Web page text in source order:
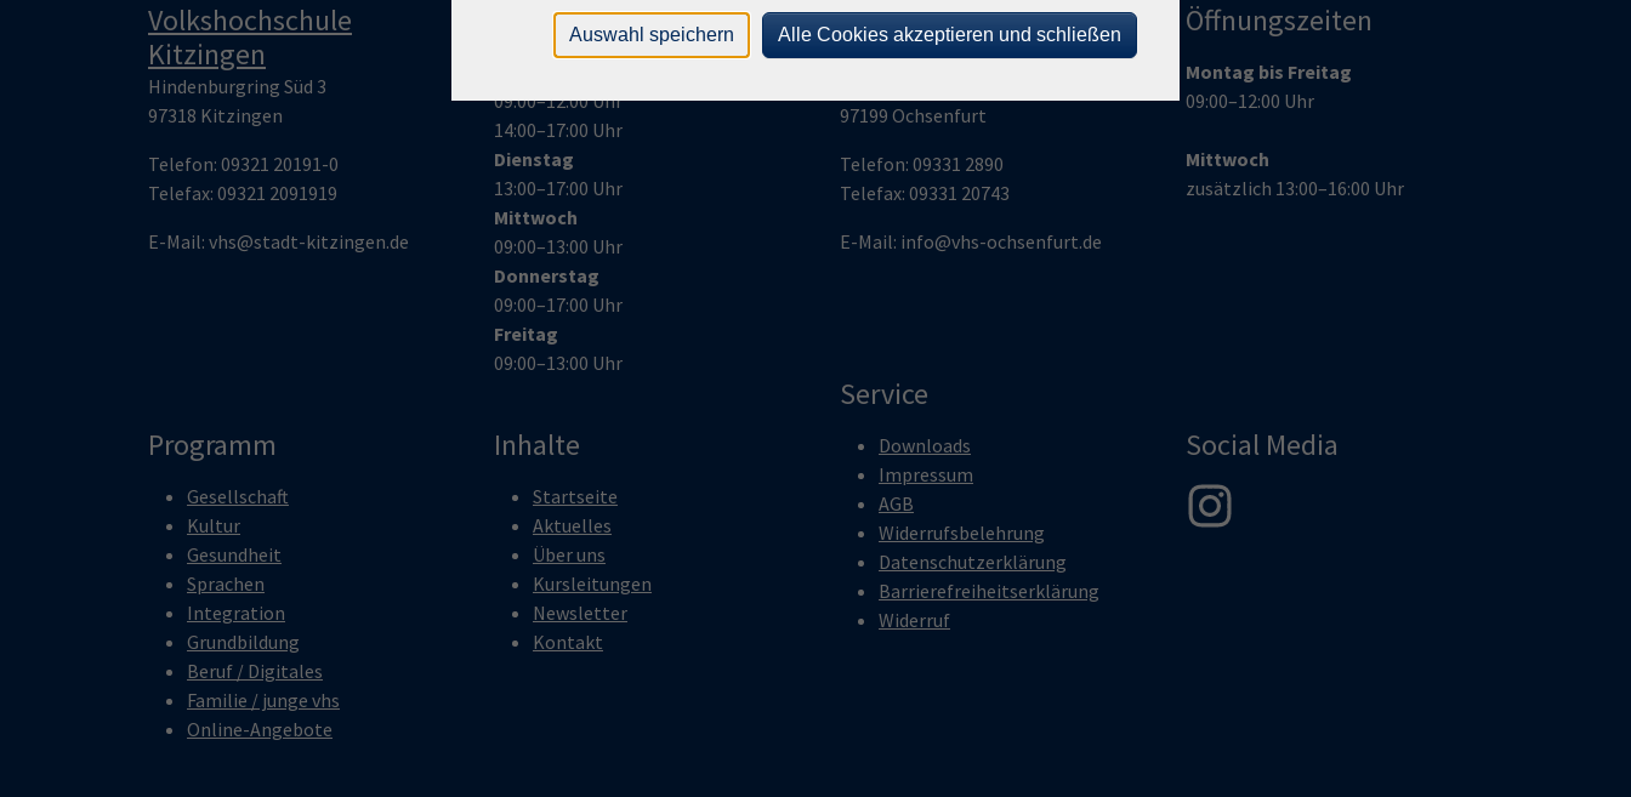
Volkshochschule
Kitzingen
Hindenburgring Süd 3
97318 Kitzingen
Telefon: 09321 20191-0
Telefax: 09321 2091919
E-Mail: vhs@stadt-kitzingen.de
Öffnungszeiten
09:00–12:00 Uhr
14:00–17:00 Uhr
Dienstag
13:00–17:00 Uhr
Mittwoch
09:00–13:00 Uhr
Donnerstag
09:00–17:00 Uhr
Freitag
09:00–13:00 Uhr
Volkshochschule
Ochsenfurt e.V.
97199 Ochsenfurt
Telefon: 09331 2890
Telefax: 09331 20743
E-Mail: info@vhs-ochsenfurt.de
Öffnungszeiten
Montag bis Freitag
09:00–12:00 Uhr
Mittwoch
zusätzlich 13:00–16:00 Uhr
Programm
Gesellschaft
Kultur
Gesundheit
Sprachen
Integration
Grundbildung
Beruf / Digitales
Familie / junge vhs
Online-Angebote
Inhalte
Startseite
Aktuelles
Über uns
Kursleitungen
Newsletter
Kontakt
Service
Downloads
Impressum
AGB
Widerrufsbelehrung
Datenschutzerklärung
Barrierefreiheitserklärung
Widerruf
Social Media
Auswahl speichern Alle Cookies akzeptieren und schließen